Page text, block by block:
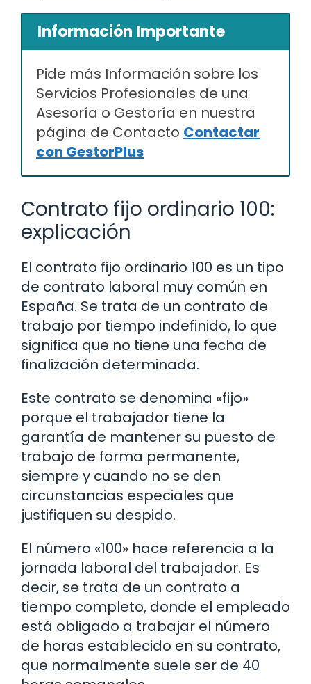
Información Importante
Pide más Información sobre los
Servicios Profesionales de una
Asesoría o Gestoría en nuestra
página de Contacto Contactar
con GestorPlus
Contrato fijo ordinario 100:
explicación
El contrato fijo ordinario 100 es un tipo
de contrato laboral muy común en
España. Se trata de un contrato de
trabajo por tiempo indefinido, lo que
significa que no tiene una fecha de
finalización determinada.
Este contrato se denomina «fijo»
porque el trabajador tiene la
garantía de mantener su puesto de
trabajo de forma permanente,
siempre y cuando no se den
circunstancias especiales que
justifiquen su despido.
El número «100» hace referencia a la
jornada laboral del trabajador. Es
decir, se trata de un contrato a
tiempo completo, donde el empleado
está obligado a trabajar el número
de horas establecido en su contrato,
que normalmente suele ser de 40